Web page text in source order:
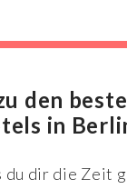
den
in
du dir die Zeit